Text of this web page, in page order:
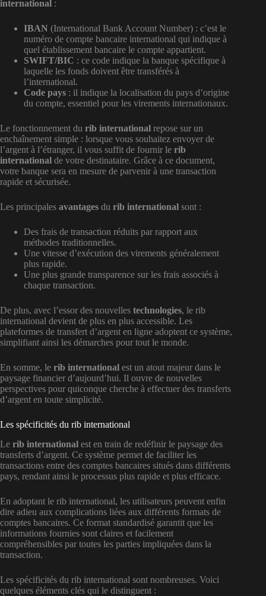
international :
IBAN (International Bank Account Number) : c’est le
numéro de compte bancaire international qui indique à
quel établissement bancaire le compte appartient.
SWIFT/BIC : ce code indique la banque spécifique à
laquelle les fonds doivent être transférés à
l’international.
Code pays : il indique la localisation du pays d’origine
du compte, essentiel pour les virements internationaux.
Le fonctionnement du rib international repose sur un
enchaînement simple : lorsque vous souhaitez envoyer de
l’argent à l’étranger, il vous suffit de fournir le rib
international de votre destinataire. Grâce à ce document,
votre banque sera en mesure de parvenir à une transaction
rapide et sécurisée.
Les principales avantages du rib international sont :
Des frais de transaction réduits par rapport aux
méthodes traditionnelles.
Une vitesse d’exécution des virements généralement
plus rapide.
Une plus grande transparence sur les frais associés à
chaque transaction.
De plus, avec l’essor des nouvelles technologies, le rib
international devient de plus en plus accessible. Les
plateformes de transfert d’argent en ligne adoptent ce système,
simplifiant ainsi les démarches pour tout le monde.
En somme, le rib international est un atout majeur dans le
paysage financier d’aujourd’hui. Il ouvre de nouvelles
perspectives pour quiconque cherche à effectuer des transferts
d’argent en toute simplicité.
Les spécificités du rib international
Le rib international est en train de redéfinir le paysage des
transferts d’argent. Ce système permet de faciliter les
transactions entre des comptes bancaires situés dans différents
pays, rendant ainsi le processus plus rapide et plus efficace.
En adoptant le rib international, les utilisateurs peuvent enfin
dire adieu aux complications liées aux différents formats de
comptes bancaires. Ce format standardisé garantit que les
informations fournies sont claires et facilement
compréhensibles par toutes les parties impliquées dans la
transaction.
Les spécificités du rib international sont nombreuses. Voici
quelques éléments clés qui le distinguent :